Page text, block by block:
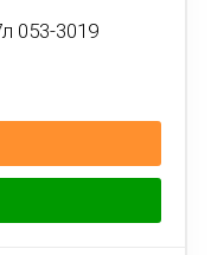
053-3019